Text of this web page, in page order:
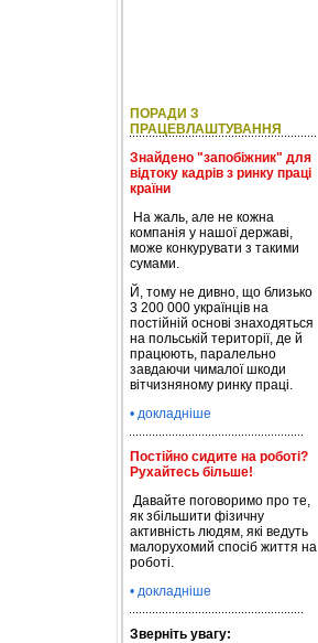
ПОРАДИ З
ПРАЦЕВЛАШТУВАННЯ
Знайдено "запобіжник" для
відтоку кадрів з ринку праці
країни
На жаль, але не кожна
компанія у нашої державі,
може конкурувати з такими
сумами.
Й, тому не дивно, що близько
3 200 000 українців на
постійній основі знаходяться
на польській території, де й
працюють, паралельно
завдаючи чималої шкоди
вітчизняному ринку праці.
• докладніше
Постійно сидите на роботі?
Рухайтесь більше!
Давайте поговоримо про те,
як збільшити фізичну
активність людям, які ведуть
малорухомий спосіб життя на
роботі.
• докладніше
Зверніть увагу: